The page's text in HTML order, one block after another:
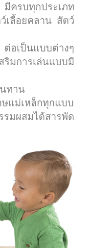
รบทุกประเภท
เลี้อยคลาน สัตว์
อเป็นแบบต่างๆ
การเล่นแบบมี
ทาน
แม่เหล็กทุกแบบ
ผสมได้สารพัด